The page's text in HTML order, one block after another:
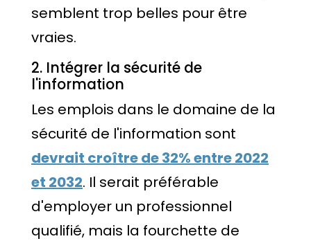
semblent trop belles pour être
vraies.
2. Intégrer la sécurité de
l'information
Les emplois dans le domaine de la
sécurité de l'information sont
devrait croître de 32% entre 2022
et 2032. Il serait préférable
d'employer un professionnel
qualifié, mais la fourchette de